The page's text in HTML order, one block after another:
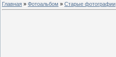
Главная » Фотоальбом » Старые фотографии